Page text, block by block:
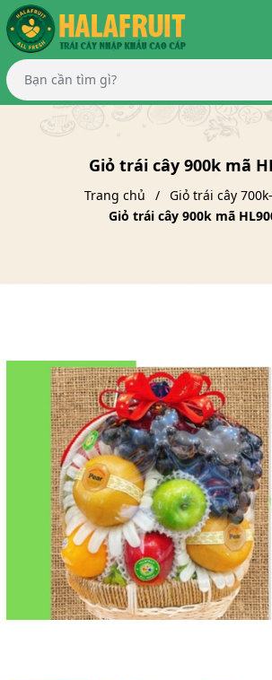
Giỏ trái cây 900k mã
Trang chủ
Giỏ trái cây
Giỏ trái cây 900k mã